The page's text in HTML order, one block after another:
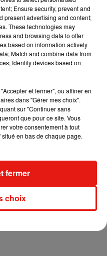
déjà annoncé sur
les semaines à venir,
Gall, avant un retour en
et fin août en Mayenne aux
Fest.
où Sky & Sand
SOL annonce un nouvel
sa tournée mondiale
Ensure security, prevent and
present advertising and content;
These technologies may
and browsing data to offer
based on information actively
Match and combine data from
Identify devices based on
et fermer", ou affiner en
dans "Gérer mes choix".
sur "Continuer sans
que pour ce site. Vous
votre consentement à tout
en bas de chaque page.
choix
fermer